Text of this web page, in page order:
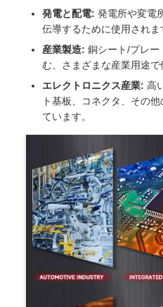
発電と配電: 発電所や変電
伝導するために使用されま
産業製造: 銅シート/プレー
む、さまざまな産業用途で
エレクトロニクス産業: 高
ト基板、コネクタ、その
ています。